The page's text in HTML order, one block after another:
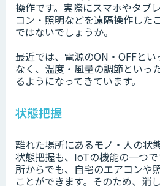
操作です。実際にスマホやタブ
コン・照明などを遠隔操作した
ではないでしょうか。
最近では、電源のON・OFFと
なく、温度・風量の調節といっ
るようになってきています。
状態把握
離れた場所にあるモノ・人の状
状態把握も、IoTの機能の一つ
所からでも、自宅のエアコンや
ことができます。そのため、消